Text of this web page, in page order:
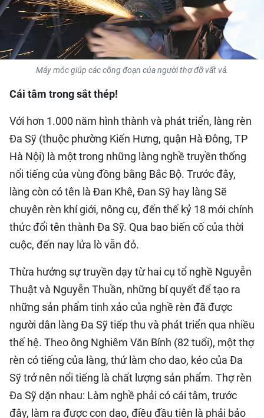
HỒ SƠ - TƯ LIỆU
NHÂN DÂN ĐIỆN TỬ
NHÂN DÂN HẰNG THÁNG
NHÂN DÂN CUỐI TUẦN
Máy móc giúp các công đoạn của người thợ đỡ vất vả.
Cái tâm trong sắt thép!
Với hơn 1.000 năm hình thành và phát triển, làng rèn
Đa Sỹ (thuộc phường Kiến Hưng, quận Hà Đông, TP
Hà Nội) là một trong những làng nghề truyền thống
nổi tiếng của vùng đồng bằng Bắc Bộ. Trước đây,
làng còn có tên là Đan Khê, Đan Sỹ hay làng Sẽ
chuyên rèn khí giới, nông cụ, đến thế kỷ 18 mới chính
thức đổi tên thành Đa Sỹ. Qua bao biến cố của thời
cuộc, đến nay lửa lò vẫn đỏ.
Thừa hưởng sự truyền dạy từ hai cụ tổ nghề Nguyễn
Thuật và Nguyễn Thuần, những bí quyết để tạo ra
những sản phẩm tinh xảo của nghề rèn đã được
người dân làng Đa Sỹ tiếp thu và phát triển qua nhiều
thế hệ. Theo ông Nghiêm Văn Bính (82 tuổi), một thợ
rèn có tiếng của làng, thứ làm cho dao, kéo của Đa
Sỹ trở nên nổi tiếng là chất lượng sản phẩm. Thợ rèn
Đa Sỹ dặn nhau: Làm nghề phải có cái tâm, trước
đây, làm ra được con dao, điều đầu tiên là phải bảo